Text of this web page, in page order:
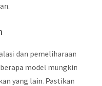
dan pemeliharaan
model mungkin
yang lain. Pastikan